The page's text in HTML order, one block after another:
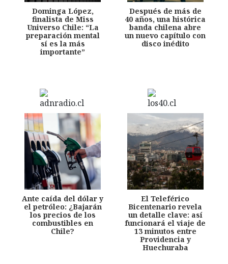
Dominga López,
finalista de Miss
Universo Chile: “La
preparación mental
sí es la más
importante”
Después de más de
40 años, una histórica
banda chilena abre
un nuevo capítulo con
disco inédito
Ante caída del dólar y
el petróleo: ¿Bajarán
los precios de los
combustibles en
Chile?
El Teleférico
Bicentenario revela
un detalle clave: así
funcionará el viaje de
13 minutos entre
Providencia y
Huechuraba